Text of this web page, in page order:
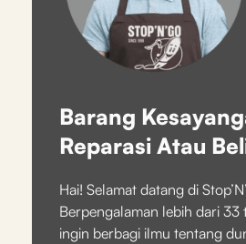
Barang
Reparasi Atau
Hai! Selamat datang di
Berpengalaman lebih dari 33
ingin berbagi ilmu tentang